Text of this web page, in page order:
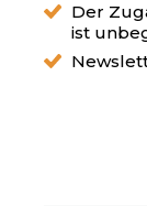
Der
ist